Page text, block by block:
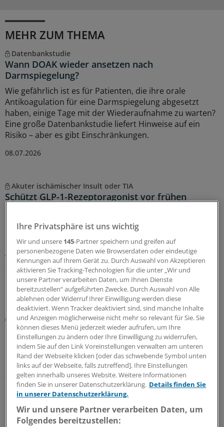
MEHR ZUM THEMA
Datenbankstudie
Wann DOAK wieder ansetzen nach
Darmspiegelung?
Wie gefährlich ist es für Patienten, die ihre orale
Antikoagulation für eine Darmspiegelung abgesetzt
haben, einige Tage mit der Wiederaufnahme zu warten?
Eine große Datenbankstudie liefert Hinweise auf ein
Risiko – aber es gibt Einschränkungen.
08.07.2026
Akuter ischämischer Insult oder TIA
Schützt GLP-1-Rezeptoragonist vor frühen
Das hohe Rezidivrisiko von Typ-2-Diabetes-Patienten mit
leichtem ischämischem Schlaganfall oder TIA kann laut
einer randomisierten Studie durch Liraglutid gesenkt
werden. Veränderungen in der Sekundärprävention sind
trotzdem erst einmal nicht zu erwarten.
29.06.2026
Neurologischer Notfall
Bewusstseinsstörungen: Was sind die ersten
Schritte zur richtigen Diagnose?
Ein Patient kommt mit Bewusstseinsstörungen in Ihre
Praxis: Was aus neurologischer Sicht abzuklären ist,
fasst ein Notfallmediziner zusammen – und erinnert an
den zweithäufigsten neurologischen Notfall nach dem
Schlaganfall.
12.06.2026
Ihre Privatsphäre ist uns wichtig
Wir und unsere 145-Partner speichern und greifen auf
personenbezogene Daten wie Browserdaten oder eindeutige
Kennungen auf Ihrem Gerät zu. Durch Auswahl von Akzeptieren
aktivieren Sie Tracking-Technologien für die unter „Wir und
unsere Partner verarbeiten Daten, um Ihnen Dienste
bereitzustellen“ aufgeführten Zwecke. Durch Auswahl von Alle
ablehnen oder Widerruf Ihrer Einwilligung werden diese
deaktiviert. Wenn Tracker deaktiviert sind, sind manche Inhalte
und Anzeigen möglicherweise nicht mehr so relevant für Sie. Sie
können dieses Menü jederzeit wieder aufrufen, um Ihre
Einstellungen zu ändern oder Ihre Einwilligung zu widerrufen,
indem Sie auf den Link Voreinstellungen verwalten am unteren
Rand der Webseite klicken [oder das schwebende Symbol unten
links auf der Webseite, falls zutreffend]. Ihre Einstellungen
gelten innerhalb unseres Website. Weitere Informationen
finden Sie in unserer Datenschutzerklärung. Details finden Sie
in unserer Datenschutzerklärung.
Wir und unsere Partner verarbeiten Daten, um
Folgendes bereitzustellen: